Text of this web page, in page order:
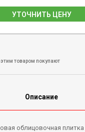
УТОЧНИТЬ ЦЕНУ
этим товаром покупают
Описание
облицовочная плитка